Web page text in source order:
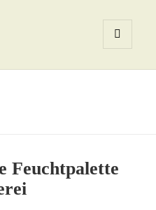
WIDGETS
Feuchtpalette